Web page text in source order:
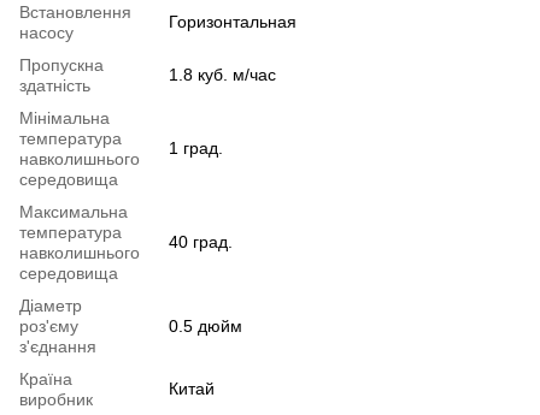
Встановлення
насосу
Горизонтальная
Пропускна
здатність
1.8 куб. м/час
Мінімальна
температура
навколишнього
середовища
1 град.
Максимальна
температура
навколишнього
середовища
40 град.
Діаметр
роз'єму
з'єднання
0.5 дюйм
Країна
виробник
Китай